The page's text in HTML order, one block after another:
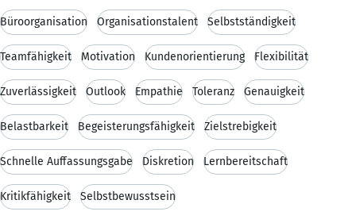
Büroorganisation Organisationstalent Selbstständigkeit
Teamfähigkeit Motivation Kundenorientierung Flexibilität
Zuverlässigkeit Outlook Empathie Toleranz Genauigkeit
Belastbarkeit Begeisterungsfähigkeit Zielstrebigkeit
Schnelle Auffassungsgabe Diskretion Lernbereitschaft
Kritikfähigkeit Selbstbewusstsein